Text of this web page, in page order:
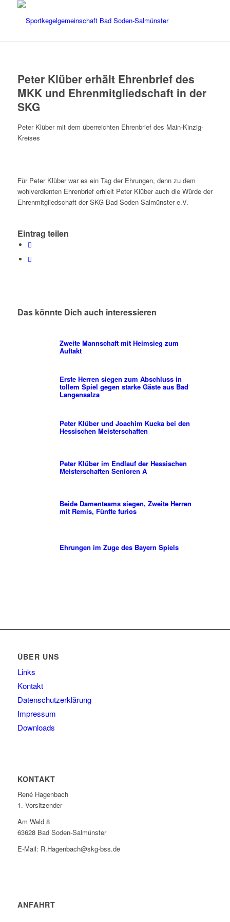
Peter Klüber erhält Ehrenbrief des
MKK und Ehrenmitgliedschaft in der
SKG
Peter Klüber mit dem überreichten Ehrenbrief des Main-Kinzig-
Kreises
Für Peter Klüber war es ein Tag der Ehrungen, denn zu dem
wohlverdienten Ehrenbrief erhielt Peter Klüber auch die Würde der
Ehrenmitgliedschaft der SKG Bad Soden-Salmünster e.V.
Eintrag teilen
Das könnte Dich auch interessieren
Zweite Mannschaft mit Heimsieg zum
Auftakt
Erste Herren siegen zum Abschluss in
tollem Spiel gegen starke Gäste aus Bad
Langensalza
Peter Klüber und Joachim Kucka bei den
Hessischen Meisterschaften
Peter Klüber im Endlauf der Hessischen
Meisterschaften Senioren A
Beide Damenteams siegen, Zweite Herren
mit Remis, Fünfte furios
Ehrungen im Zuge des Bayern Spiels
ÜBER UNS
Links
Kontakt
Datenschutzerklärung
Impressum
Downloads
KONTAKT
René Hagenbach
1. Vorsitzender
Am Wald 8
63628 Bad Soden-Salmünster
E-Mail: R.Hagenbach@skg-bss.de
ANFAHRT